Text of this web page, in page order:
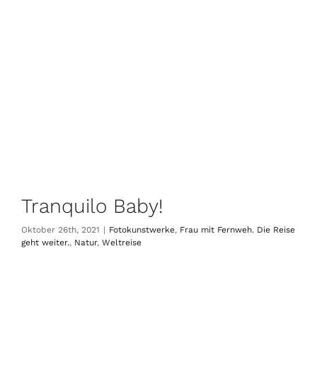
Tranquilo Baby!
Oktober 26th, 2021 | Fotokunstwerke, Frau mit Fernweh. Die Reise
geht weiter., Natur, Weltreise